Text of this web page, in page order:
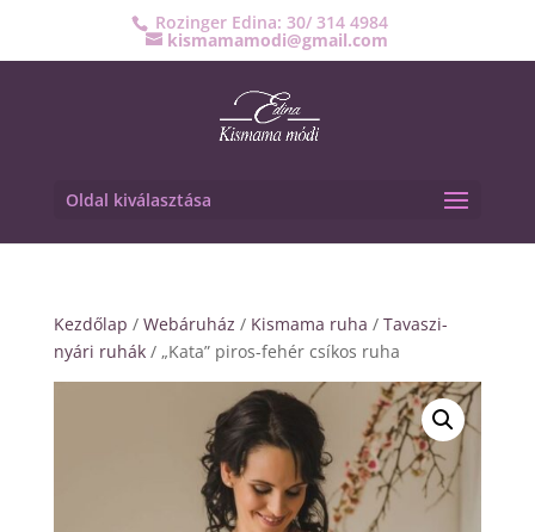
Rozinger Edina: 30/ 314 4984
kismamamodi@gmail.com
Oldal kiválasztása
Kezdőlap / Webáruház / Kismama ruha / Tavaszi-
nyári ruhák/ „Kata” piros-fehér csíkos ruha